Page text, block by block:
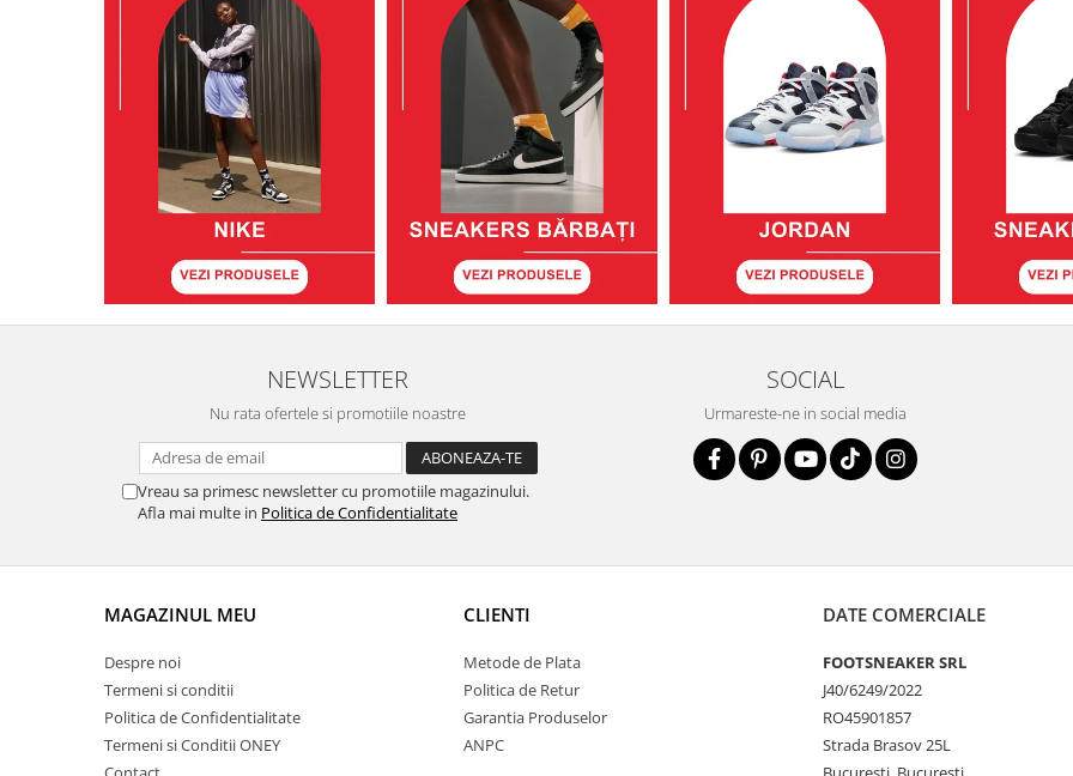
NEWSLETTER
Nu rata ofertele si promotiile noastre
Vreau sa primesc newsletter cu promotiile magazinului.
Afla mai multe in Politica de Confidentialitate
SOCIAL
Urmareste-ne in social media
MAGAZINUL MEU
Despre noi
Termeni si conditii
Politica de Confidentialitate
Termeni si Conditii ONEY
CLIENTI
Metode de Plata
Politica de Retur
Garantia Produselor
ANPC
DATE COMERCIALE
FOOTSNEAKER SRL
J40/6249/2022
RO45901857
Strada Brasov 25L